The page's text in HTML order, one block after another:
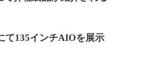
て135インチAIOを展示